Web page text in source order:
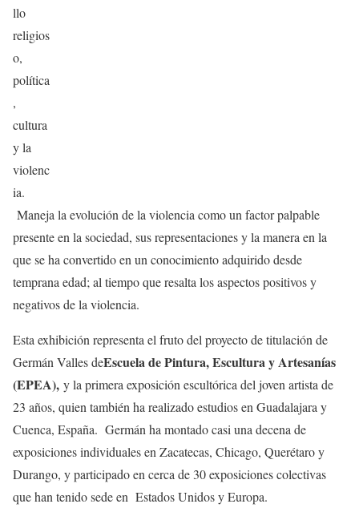
llo
religios
o,
política
,
cultura
y la
violenc
ia.
Maneja la evolución de la violencia como un factor palpable
presente en la sociedad, sus representaciones y la manera en la
que se ha convertido en un conocimiento adquirido desde
temprana edad; al tiempo que resalta los aspectos positivos y
negativos de la violencia.
Esta exhibición representa el fruto del proyecto de titulación de
Germán Valles deEscuela de Pintura, Escultura y Artesanías
(EPEA), y la primera exposición escultórica del joven artista de
23 años, quien también ha realizado estudios en Guadalajara y
Cuenca, España. Germán ha montado casi una decena de
exposiciones individuales en Zacatecas, Chicago, Querétaro y
Durango, y participado en cerca de 30 exposiciones colectivas
que han tenido sede en Estados Unidos y Europa.